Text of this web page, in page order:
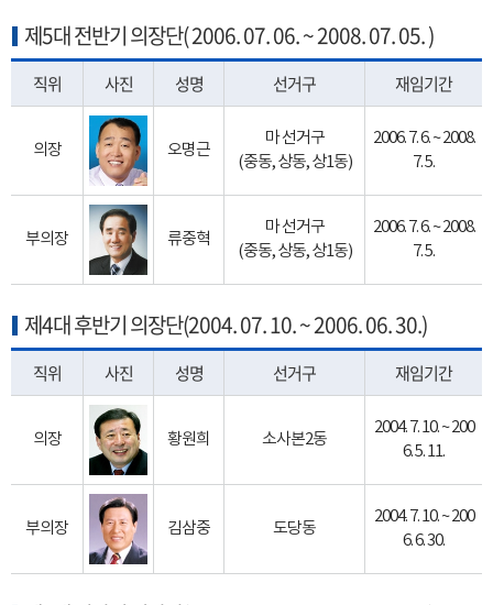
제5대 전반기 의장단( 2006. 07. 06. ~ 2008. 07. 05. )
직위 사진 성명 선거구 재임기간
의장 오명근
마 선거구
(중동, 상동, 상1동)
2006. 7. 6. ~ 2008.
7. 5.
부의장 류중혁
마 선거구
(중동, 상동, 상1동)
2006. 7. 6. ~ 2008.
7. 5.
제4대 후반기 의장단(2004. 07. 10. ~ 2006. 06. 30.)
직위 사진 성명 선거구 재임기간
의장 황원희 소사본2동
2004. 7. 10. ~ 200
6. 5. 11.
부의장 김삼중 도당동
2004. 7. 10. ~ 200
6. 6. 30.